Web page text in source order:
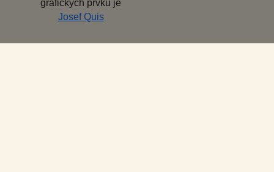
grafických prvků je
Josef Quis